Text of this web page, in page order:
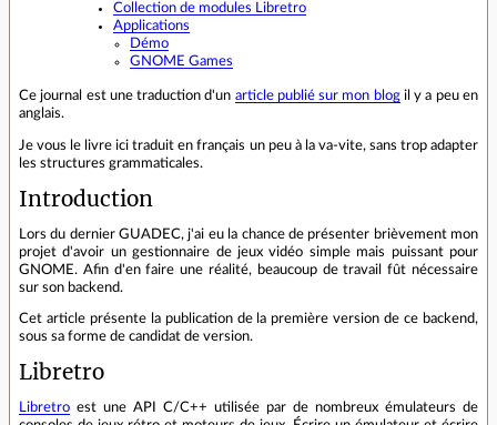
Collection de modules Libretro
Applications
Démo
GNOME Games
Ce journal est une traduction d'un article publié sur mon blogil y a peu en
anglais.
Je vous le livre ici traduit en français un peu à la va-vite, sans trop adapter
les structures grammaticales.
Introduction
Lors du dernier GUADEC, j'ai eu la chance de présenter brièvement mon
projet d'avoir un gestionnaire de jeux vidéo simple mais puissant pour
GNOME. Afin d'en faire une réalité, beaucoup de travail fût nécessaire
sur son backend.
Cet article présente la publication de la première version de ce backend,
sous sa forme de candidat de version.
Libretro
Libretro est une API C/C++ utilisée par de nombreux émulateurs de